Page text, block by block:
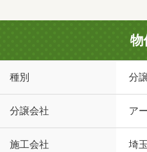
物
種別 分
分譲会社 ア
施工会社 埼